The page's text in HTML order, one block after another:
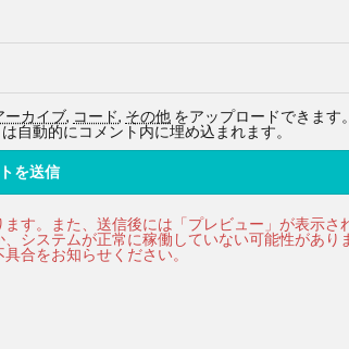
ーカイブ, コード, その他 をアップロードできます。
自動的にコメント内に埋め込まれます。